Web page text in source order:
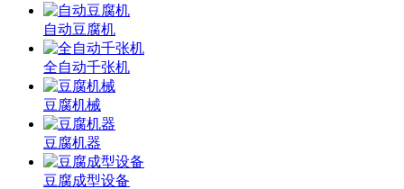
自动豆腐机
全自动千张机
豆腐机械
豆腐机器
豆腐成型设备